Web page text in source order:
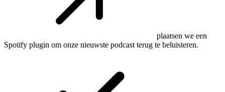
plaatsen we een
Spotify plugin om onze nieuwste podcast terug te beluisteren.